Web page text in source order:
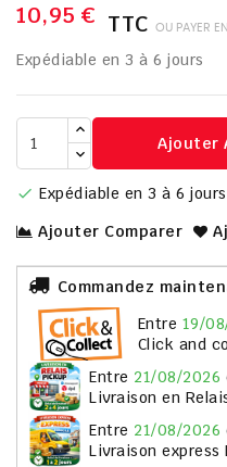
10,95 € TTC OU PAYER EN
Expédiable en 3 à 6 jours
Ajouter
 Expédiable en 3 à 6 jours
Ajouter Comparer
Commandez
entre 19/
Click and
entre 21/08/2026
Livraison en
entre 21/08/2026
Livraison express